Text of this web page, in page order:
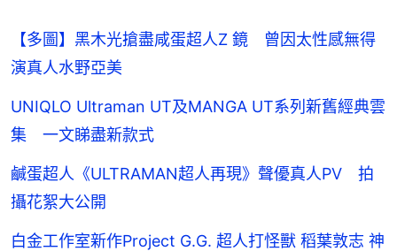
【多圖】黑木光搶盡咸蛋超人Z 鏡 曾因太性感無得
演真人水野亞美
UNIQLO Ultraman UT及MANGA UT系列新舊經典雲
集 一文睇盡新款式
鹹蛋超人《ULTRAMAN超人再現》聲優真人PV 拍
攝花絮大公開
白金工作室新作Project G.G. 超人打怪獸 稻葉敦志 神